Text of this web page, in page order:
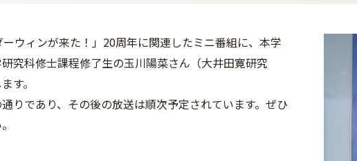
ウィンが来た！」20周年に関連したミニ番組に、本学
究科修士課程修了生の玉川陽菜さん（大井田寛研究
す。
りであり、その後の放送は順次予定されています。ぜひ